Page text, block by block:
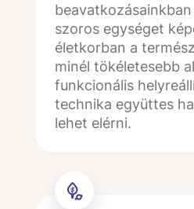
szoros egységet
életkorban a
minél tökéletesebb
funkcionális
technika együttes
lehet elérni.